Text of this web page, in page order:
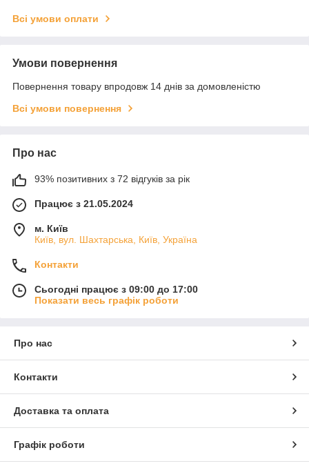
Всі умови оплати
Умови повернення
Повернення товару впродовж 14 днів за домовленістю
Всі умови повернення
Про нас
93% позитивних з 72 відгуків за рік
Працює з 21.05.2024
м. Київ
Київ, вул. Шахтарська, Київ, Україна
Контакти
Сьогодні працює з 09:00 до 17:00
Показати весь графік роботи
Про нас
Контакти
Доставка та оплата
Графік роботи